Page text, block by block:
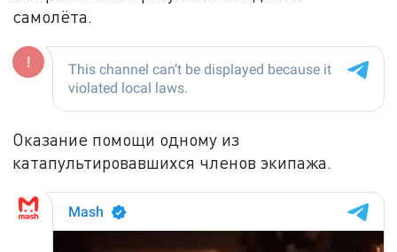
самолёта.
Оказание помощи одному из
катапультировавшихся членов экипажа.